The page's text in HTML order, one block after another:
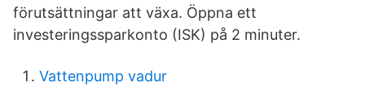
förutsättningar att växa. Öppna ett
investeringssparkonto (ISK) på 2 minuter.
Vattenpump vadur